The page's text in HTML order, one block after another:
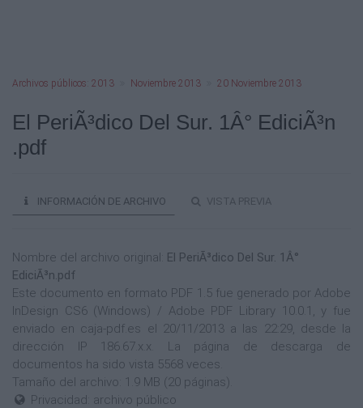
Archivos públicos: 2013 Noviembre 2013 20 Noviembre 2013
El PeriÃ³dico Del Sur. 1Â° EdiciÃ³n
.pdf
INFORMACIÓN DE ARCHIVO VISTA PREVIA
Nombre del archivo original: El PeriÃ³dico Del Sur. 1Â°
EdiciÃ³n.pdf
Este documento en formato PDF 1.5 fue generado por Adobe
InDesign CS6 (Windows) / Adobe PDF Library 10.0.1, y fue
enviado en caja-pdf.es el 20/11/2013 a las 22:29, desde la
dirección IP 186.67.x.x. La página de descarga de
documentos ha sido vista 5568 veces.
Tamaño del archivo: 1.9 MB (20 páginas).
Privacidad: archivo público